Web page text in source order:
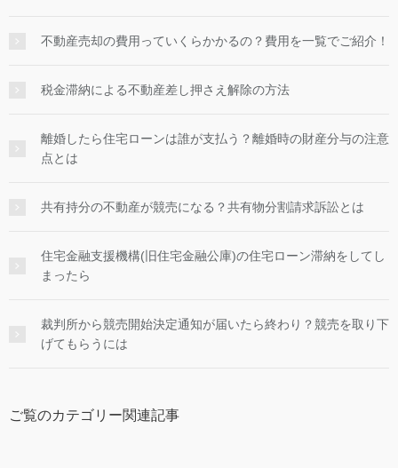
不動産売却の費用っていくらかかるの？費用を一覧でご紹介！
税金滞納による不動産差し押さえ解除の方法
離婚したら住宅ローンは誰が支払う？離婚時の財産分与の注意
点とは
共有持分の不動産が競売になる？共有物分割請求訴訟とは
住宅金融支援機構(旧住宅金融公庫)の住宅ローン滞納をしてし
まったら
裁判所から競売開始決定通知が届いたら終わり？競売を取り下
げてもらうには
ご覧のカテゴリー関連記事